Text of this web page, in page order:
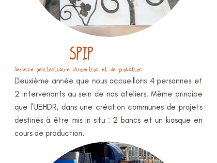
SPIP
Service pénitentiaire d’insertion et de probation
Deuxième année que nous accueillons 4 personnes et
2 intervenants au sein de nos ateliers. Même principe
que l’UEHDR, dans une création communes de projets
destinés à être mis in situ : 2 bancs et un kiosque en
cours de production.